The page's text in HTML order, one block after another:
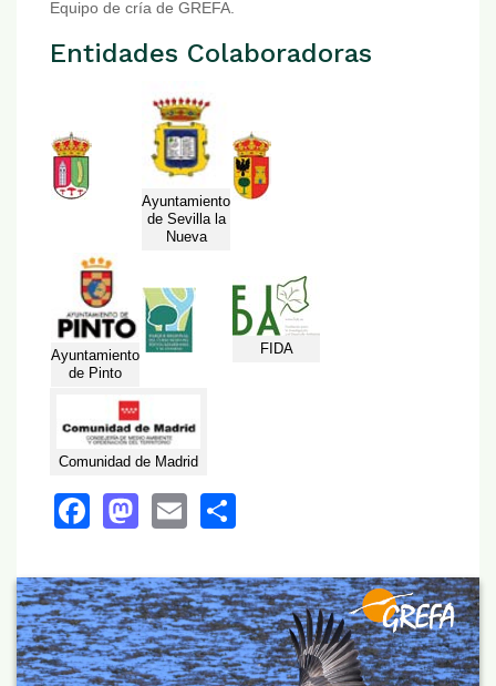
Equipo de cría de GREFA.
Entidades Colaboradoras
Ayuntamiento
de Sevilla la
Nueva
Ayuntamiento
de Pinto
FIDA
Comunidad de Madrid
Facebook
Mastodon
Email